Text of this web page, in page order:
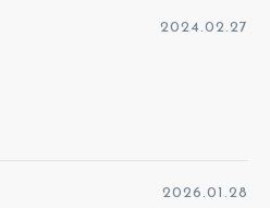
2024.02.27
2026.01.28